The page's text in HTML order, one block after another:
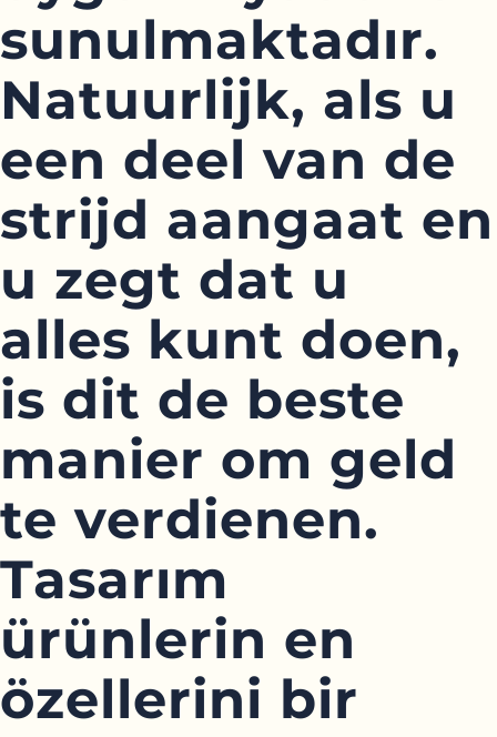
sunulmaktadır.
Natuurlijk, als u
een deel van de
strijd aangaat en
u zegt dat u
alles kunt doen,
is dit de beste
manier om geld
te verdienen.
Tasarım
ürünlerin en
özellerini bir